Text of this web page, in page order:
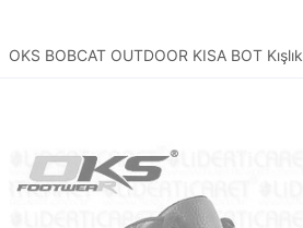
OKS BOBCAT OUTDOOR KISA BOT Kışlık